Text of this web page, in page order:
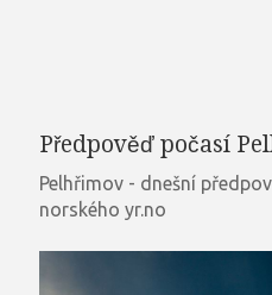
Předpověď počasí
Pelhřimov - dnešní
norského yr.no